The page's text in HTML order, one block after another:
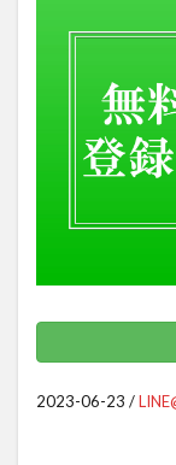
2023-06-23 /